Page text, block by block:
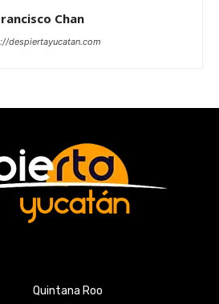
Chan
despiertayucatan.com
Quintana Roo